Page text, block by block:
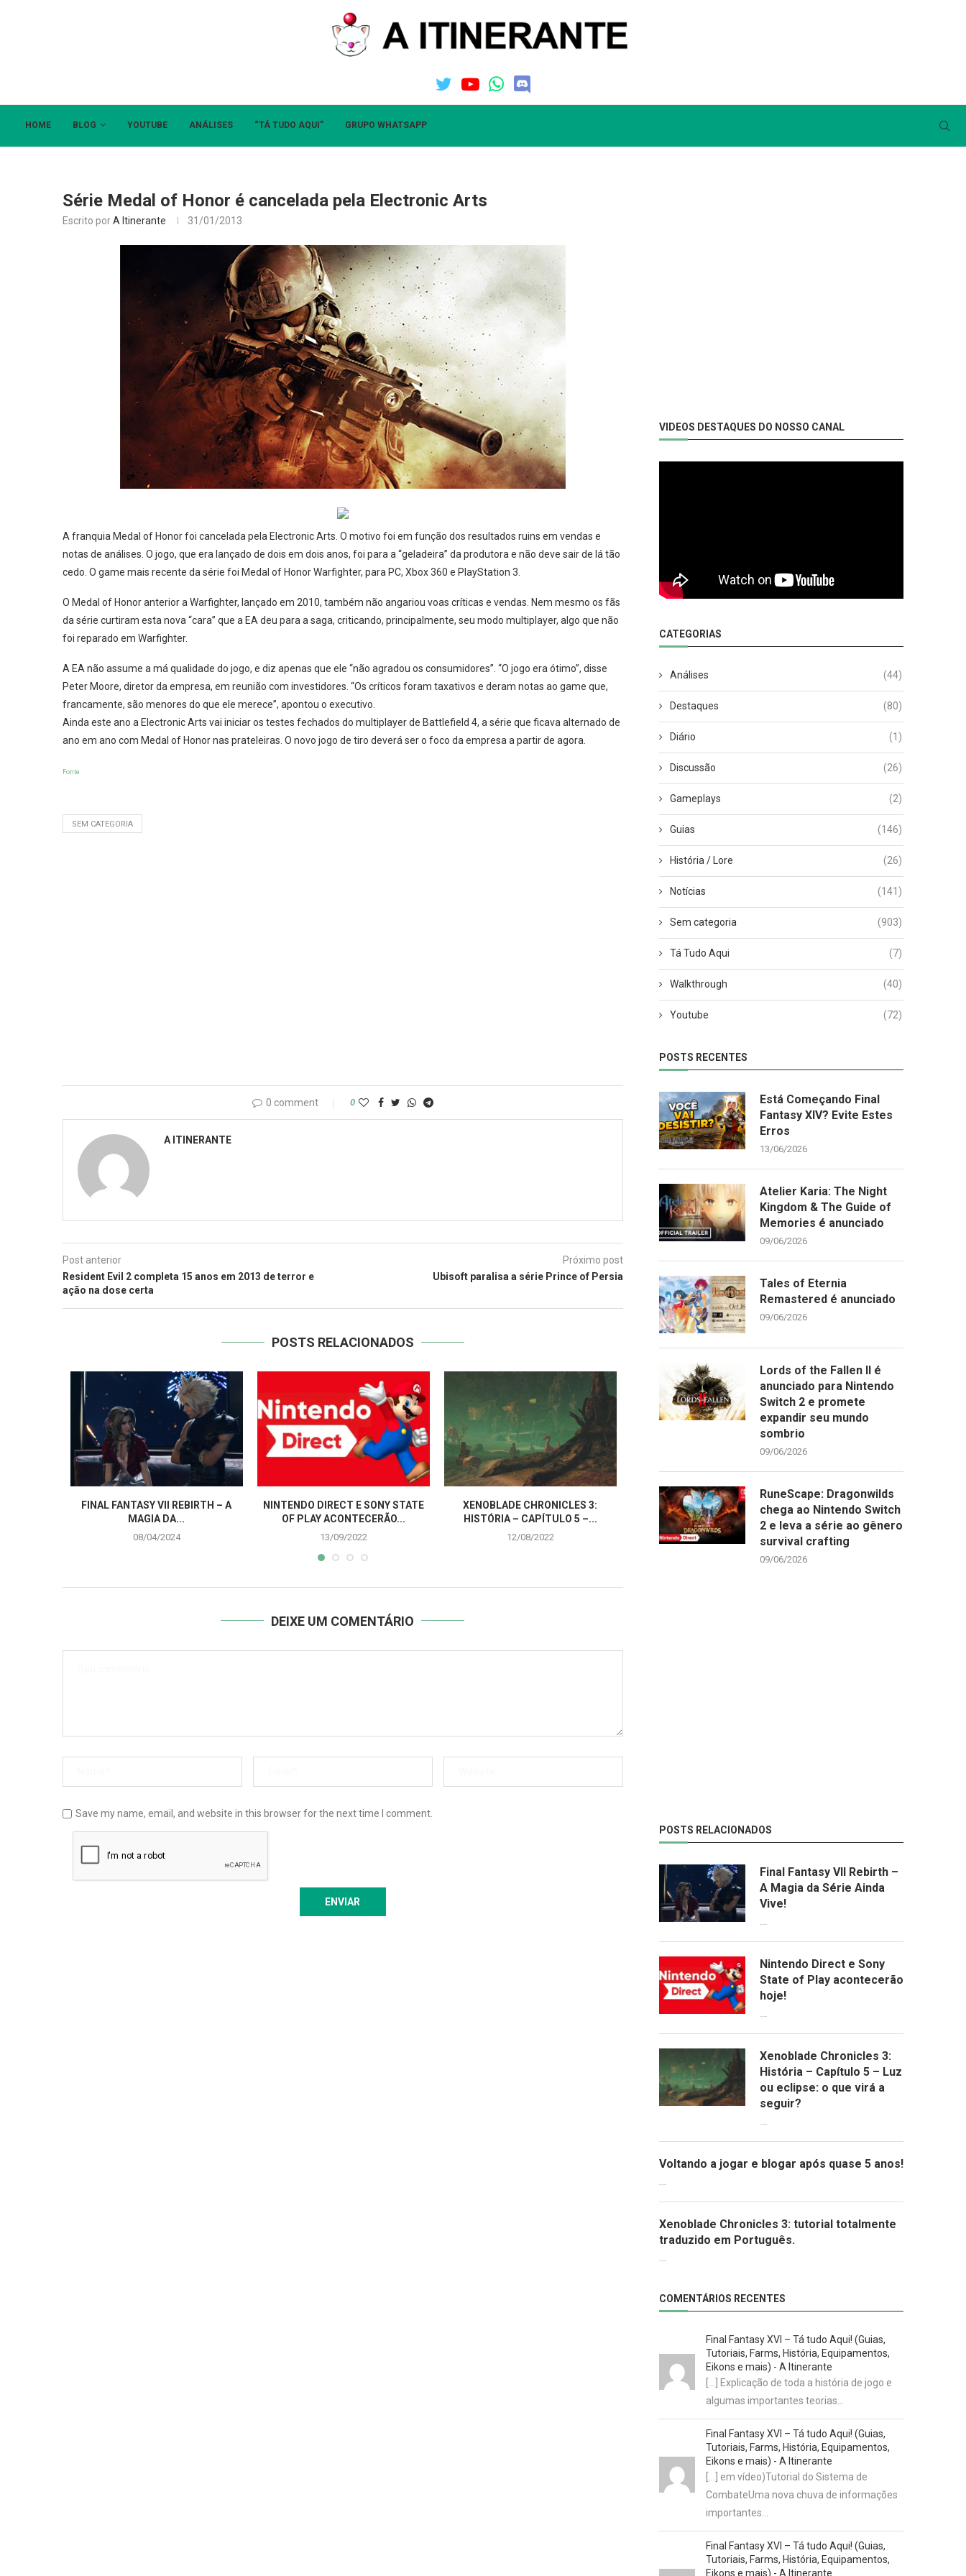
HOME BLOG YOUTUBE ANÁLISES “TÁ TUDO AQUI” GRUPO WHATSAPP
Série Medal of Honor é cancelada pela Electronic Arts
Escrito porA Itinerante 31/01/2013
A franquia Medal of Honor foi cancelada pela Electronic Arts. O motivo foi em função dos resultados ruins em vendas e
notas de análises. O jogo, que era lançado de dois em dois anos, foi para a “geladeira” da produtora e não deve sair de lá tão
cedo. O game mais recente da série foi Medal of Honor Warfighter, para PC, Xbox 360 e PlayStation 3.
O Medal of Honor anterior a Warfighter, lançado em 2010, também não angariou voas críticas e vendas. Nem mesmo os fãs
da série curtiram esta nova “cara” que a EA deu para a saga, criticando, principalmente, seu modo multiplayer, algo que não
foi reparado em Warfighter.
A EA não assume a má qualidade do jogo, e diz apenas que ele “não agradou os consumidores”. “O jogo era ótimo”, disse
Peter Moore, diretor da empresa, em reunião com investidores. “Os críticos foram taxativos e deram notas ao game que,
francamente, são menores do que ele merece”, apontou o executivo.
Ainda este ano a Electronic Arts vai iniciar os testes fechados do multiplayer de Battlefield 4, a série que ficava alternado de
ano em ano com Medal of Honor nas prateleiras. O novo jogo de tiro deverá ser o foco da empresa a partir de agora.
Fonte
SEM CATEGORIA
0 comment 0
A ITINERANTE
Post anterior
Resident Evil 2 completa 15 anos em 2013 de terror e
ação na dose certa
Próximo post
Ubisoft paralisa a série Prince of Persia
POSTS RELACIONADOS
FINAL FANTASY VII REBIRTH – A
MAGIA DA...
08/04/2024
NINTENDO DIRECT E SONY STATE
OF PLAY ACONTECERÃO...
13/09/2022
XENOBLADE CHRONICLES 3:
HISTÓRIA – CAPÍTULO 5 –...
12/08/2022
VOLTANDO A JOGAR E BLOGAR
APÓS QUASE 5...
30/07/2022
XENOBLADE CHRONICLES
TUTORIAL TOTALMENTE
TRADUZIDO EM
DEIXE UM COMENTÁRIO
Save my name, email, and website in this browser for the next time I comment.
VIDEOS DESTAQUES DO NOSSO CANAL
CATEGORIAS
Análises (44)
Destaques (80)
Diário (1)
Discussão (26)
Gameplays (2)
Guias (146)
História / Lore (26)
Notícias (141)
Sem categoria (903)
Tá Tudo Aqui (7)
Walkthrough (40)
Youtube (72)
POSTS RECENTES
Está Começando Final
Fantasy XIV? Evite Estes
Erros
13/06/2026
Atelier Karia: The Night
Kingdom & The Guide of
Memories é anunciado
09/06/2026
Tales of Eternia
Remastered é anunciado
09/06/2026
Lords of the Fallen II é
anunciado para Nintendo
Switch 2 e promete
expandir seu mundo
sombrio
09/06/2026
RuneScape: Dragonwilds
chega ao Nintendo Switch
2 e leva a série ao gênero
survival crafting
09/06/2026
POSTS RELACIONADOS
Final Fantasy VII Rebirth –
A Magia da Série Ainda
Vive!
Nintendo Direct e Sony
State of Play acontecerão
hoje!
Xenoblade Chronicles 3:
História – Capítulo 5 – Luz
ou eclipse: o que virá a
seguir?
Voltando a jogar e blogar após quase 5 anos!
Xenoblade Chronicles 3: tutorial totalmente
traduzido em Português.
COMENTÁRIOS RECENTES
Final Fantasy XVI – Tá tudo Aqui! (Guias,
Tutoriais, Farms, História, Equipamentos,
Eikons e mais) - A Itinerante
[…] Explicação de toda a história de jogo e
algumas importantes teorias…
Final Fantasy XVI – Tá tudo Aqui! (Guias,
Tutoriais, Farms, História, Equipamentos,
Eikons e mais) - A Itinerante
[…] em vídeo)Tutorial do Sistema de
CombateUma nova chuva de informações
importantes…
Final Fantasy XVI – Tá tudo Aqui! (Guias,
Tutoriais, Farms, História, Equipamentos,
Eikons e mais) - A Itinerante